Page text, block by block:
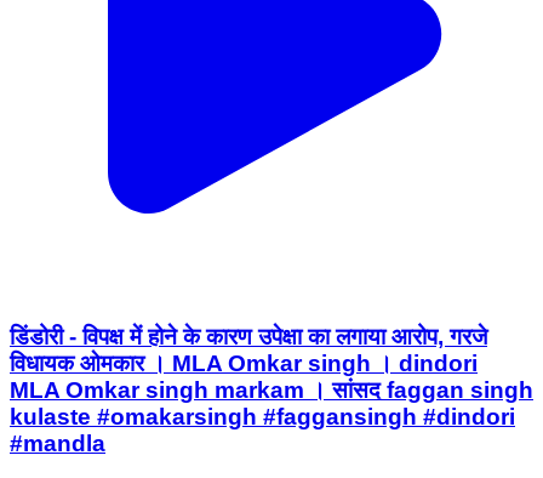
डिंडोरी - विपक्ष में होने के कारण उपेक्षा का लगाया आरोप, गरजे
विधायक ओमकार । MLA Omkar singh । dindori
MLA Omkar singh markam । सांसद faggan singh
kulaste #omakarsingh #faggansingh #dindori
#mandla